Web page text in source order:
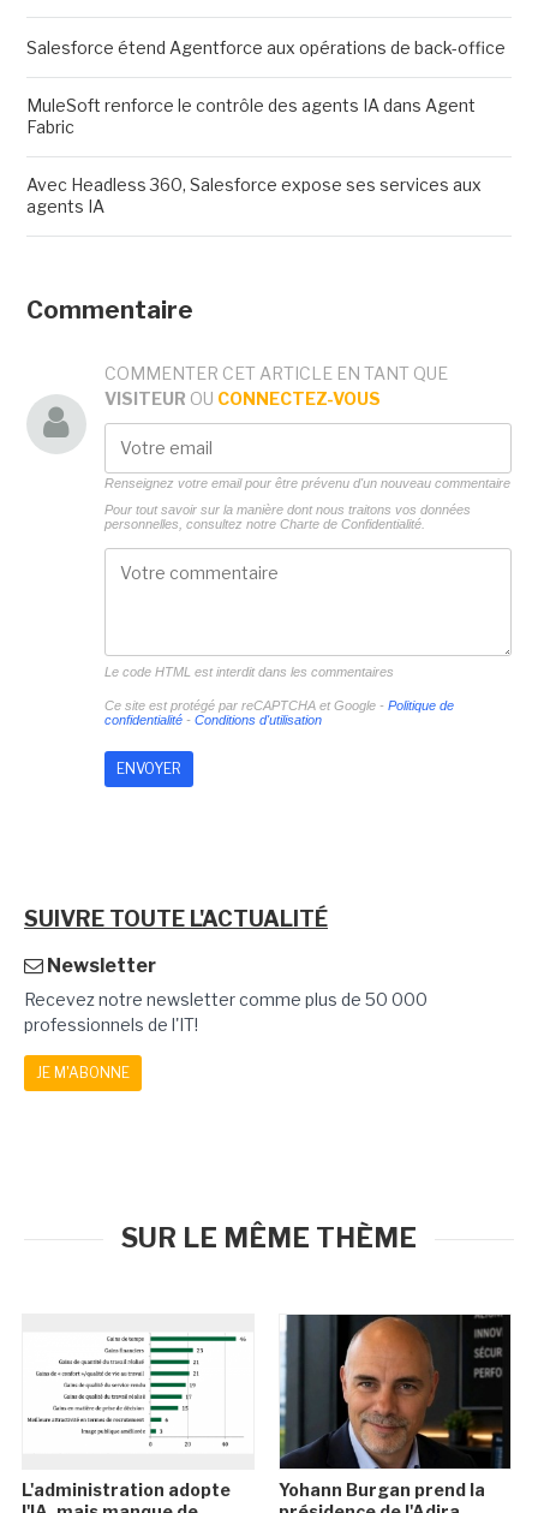
Salesforce étend Agentforce aux opérations de back-office
MuleSoft renforce le contrôle des agents IA dans Agent
Fabric
Avec Headless 360, Salesforce expose ses services aux
agents IA
Commentaire
COMMENTER CET ARTICLE EN TANT QUE
VISITEUR OU CONNECTEZ-VOUS
Renseignez votre email pour être prévenu d'un nouveau commentaire
Pour tout savoir sur la manière dont nous traitons vos données
personnelles, consultez notre Charte de Confidentialité.
Le code HTML est interdit dans les commentaires
Ce site est protégé par reCAPTCHA et Google - Politique de
confidentialité- Conditions d'utilisation
SUIVRE TOUTE L'ACTUALITÉ
Newsletter
Recevez notre newsletter comme plus de 50 000
professionnels de l'IT!
JE M'ABONNE
SUR LE MÊME THÈME
L'administration adopte
Yohann Burgan prend la